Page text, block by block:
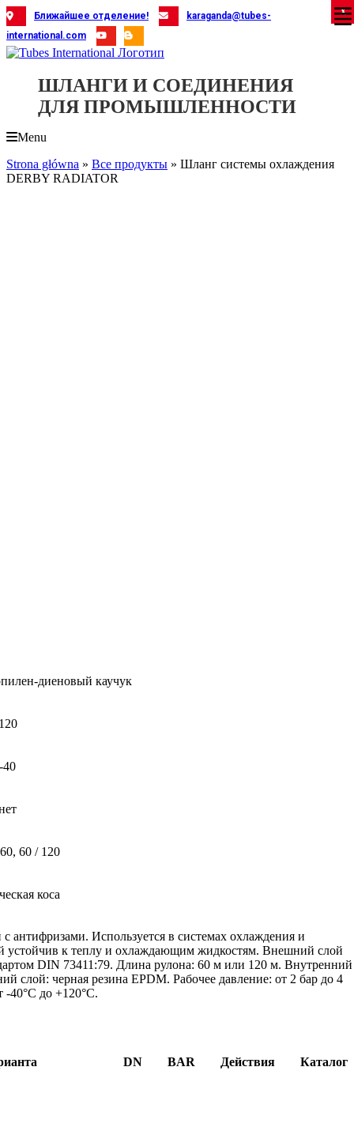
Skip
to
content
Ближайшее отделение!
karaganda@tubes-
international.com
ШЛАНГИ И СОЕДИНЕНИЯ
ДЛЯ ПРОМЫШЛЕННОСТИ
Menu
Strona główna » Все продукты » Шланг системы охлаждения
DERBY RADIATOR
диеновый каучук
-40
60 / 120
коса
Используется в системах охлаждения и
устойчив к теплу и охлаждающим жидкостям. Внешний слой
DIN 73411:79. Длина рулона: 60 м или 120 м. Внутренний
слой: черная резина EPDM. Рабочее давление: от 2 бар до 4
-40°C до +120°C.
DN BAR Действия Каталог
X
X
X
X
X
X
X
X
X
X
X
X
X
X
X
X
X
X
X